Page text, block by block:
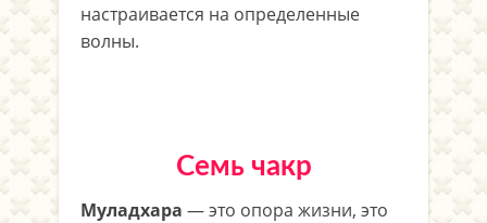
настраивается на определенные
волны.
Семь чакр
Муладхара — это опора жизни, это